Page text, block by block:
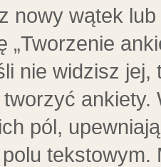
nowy wątek
„Tworzenie
nie widzisz
ankiety.
pól,